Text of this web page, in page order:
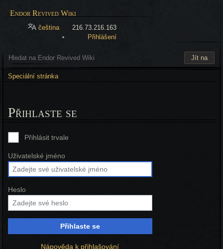
Endor Revived Wiki
čeština
216.73.216.163
Přihlášení
Speciální stránka
Přihlaste se
Přihlásit trvale
Uživatelské jméno
Heslo
Přihlaste se
Nápověda k přihlašování